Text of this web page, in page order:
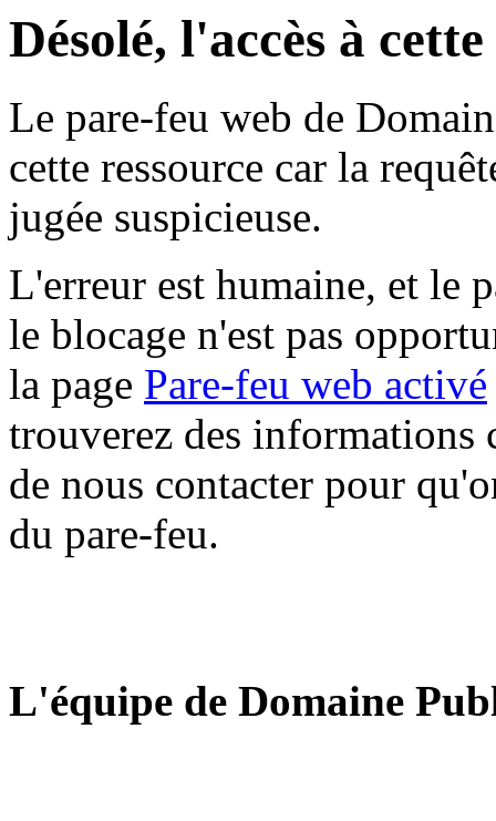
Désolé, l'accès à
Le pare-feu web de
cette ressource car la
jugée suspicieuse.
L'erreur est humaine, et le
le blocage n'est pas
la page Pare-feu web activé
trouverez des informations
de nous contacter pour
du pare-feu.
L'équipe de Domaine